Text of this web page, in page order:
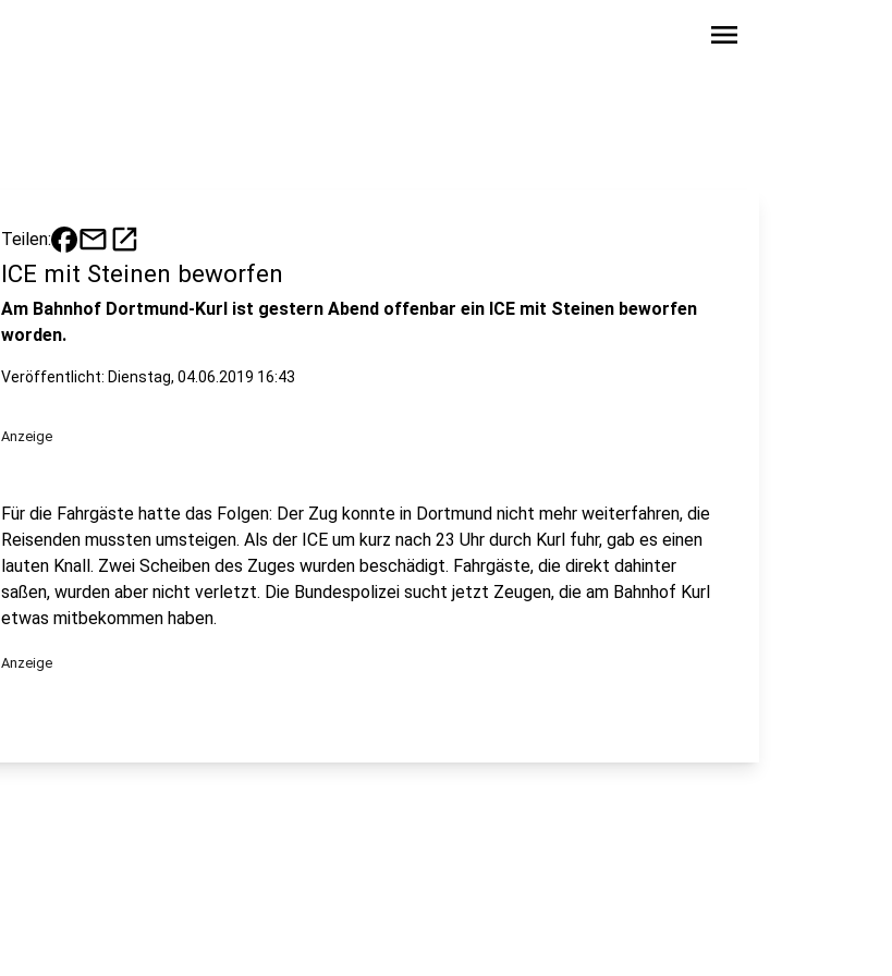
menu
Teilen: mailopen_in_new
ICE mit Steinen beworfen
Am Bahnhof Dortmund-Kurl ist gestern Abend offenbar ein ICE mit Steinen beworfen
worden.
Veröffentlicht: Dienstag, 04.06.2019 16:43
Anzeige
Für die Fahrgäste hatte das Folgen: Der Zug konnte in Dortmund nicht mehr weiterfahren, die
Reisenden mussten umsteigen. Als der ICE um kurz nach 23 Uhr durch Kurl fuhr, gab es einen
lauten Knall. Zwei Scheiben des Zuges wurden beschädigt. Fahrgäste, die direkt dahinter
saßen, wurden aber nicht verletzt. Die Bundespolizei sucht jetzt Zeugen, die am Bahnhof Kurl
etwas mitbekommen haben.
Anzeige